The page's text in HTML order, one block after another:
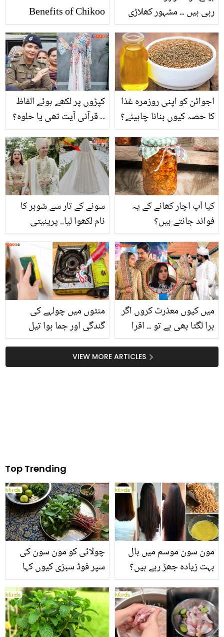
Benefits of Chikoo
رہی ہیں ۔۔ مشہور کھلاڑی
کیسے دے رہے ہیں؟ دیکھیے
کپڑوں پر لکھے ہوئے الفاظ
۔۔ قرآنی آیت تھی یا حلوہ؟
اجوائن کو اپنی روزمرہ غذا
کا حصہ کیوں بنانا چاہیئے؟
استعمال کرنا نہیں بھولیں
گے
سونے کے تار سے شوہر کا
نام لکھوا لیا.. پرینیتی
قیمتی لہنگا پہنا؟ قیمت
سامنے آگئی
کیا آپ اچار کھانے کے یہ
فوائد جانتے ہیں؟
منٹوں میں چولہے کی
گندگی اور جما ہوا تیل
کی فوری صفائی کیلئے
ٹوتھ پیسٹ کا جادوئی
میں کیوں معذرت کروں اگر
برا لگتا بھی ہے تو ۔۔ اقرا
میں صبور علی جیسا جوڑا
پہننے پر خاموشی توڑ دی
VIEW MORE ARTICLES
Top Trending
چولائی کو مون سون کی
سپر فوڈ سبزی کیوں کہا
منرلز اور اینٹی آکسیڈنٹس
سے بھرپور اس سبزی کے
فائدے
مون سون موسم میں بال
بہت زیادہ جھڑ رہے ہیں؟
بنانے کے چند قدرتی طریقے